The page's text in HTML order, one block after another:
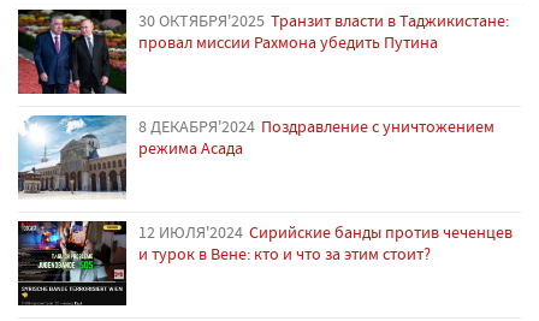
30 ОКТЯБРЯ'2025 Транзит власти в Таджикистане:
провал миссии Рахмона убедить Путина
8 ДЕКАБРЯ'2024 Поздравление с уничтожением
режима Асада
12 ИЮЛЯ'2024 Сирийские банды против чеченцев
и турок в Вене: кто и что за этим стоит?